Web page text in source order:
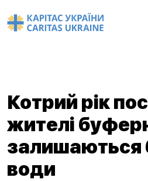
Котрий рік
жителі
залишаються
води